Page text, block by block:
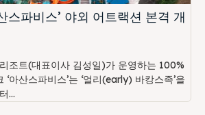
스파비스’ 야외 어트랙션 본격 개
조트(대표이사 김성일)가 운영하는 100%
아산스파비스’는 ‘얼리(early) 바캉스족’을
...